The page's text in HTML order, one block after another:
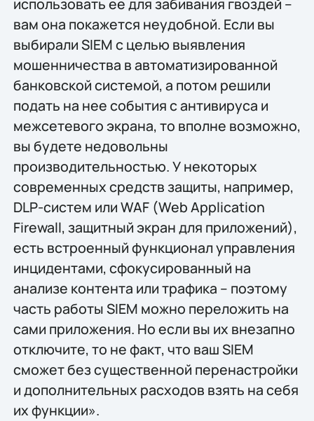
использовать ее для забивания гвоздей –
вам она покажется неудобной. Если вы
выбирали SIEM с целью выявления
мошенничества в автоматизированной
банковской системой, а потом решили
подать на нее события с антивируса и
межсетевого экрана, то вполне возможно,
вы будете недовольны
производительностью. У некоторых
современных средств защиты, например,
DLP-систем или WAF (Web Application
Firewall, защитный экран для приложений),
есть встроенный функционал управления
инцидентами, сфокусированный на
анализе контента или трафика – поэтому
часть работы SIEM можно переложить на
сами приложения. Но если вы их внезапно
отключите, то не факт, что ваш SIEM
сможет без существенной перенастройки
и дополнительных расходов взять на себя
их функции».